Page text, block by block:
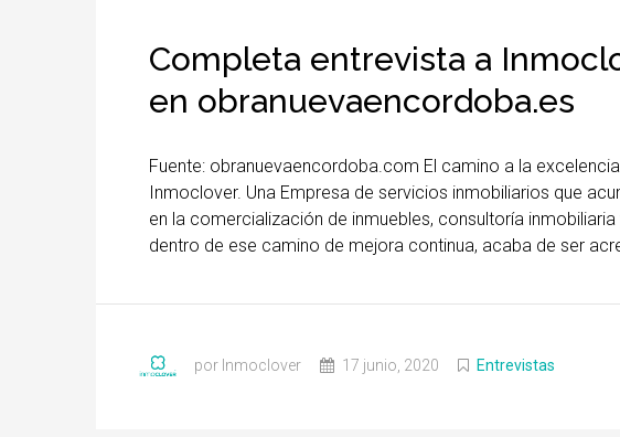
Completa entrevista a
en obranuevaencordoba.es
Fuente: obranuevaencordoba.com El camino a la
Inmoclover. Una Empresa de servicios inmobiliarios que
en la comercialización de inmuebles, consultoría
dentro de ese camino de mejora continua, acaba de ser
por Inmoclover 17 junio, 2020 Entrevistas